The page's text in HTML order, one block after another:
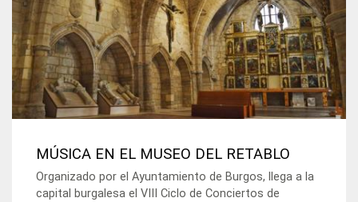
MÚSICA EN EL MUSEO DEL RETABLO
Organizado por el Ayuntamiento de Burgos, llega a la
capital burgalesa el VIII Ciclo de Conciertos de